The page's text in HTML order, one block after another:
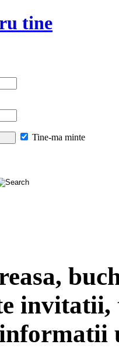
tine
Tine-ma minte